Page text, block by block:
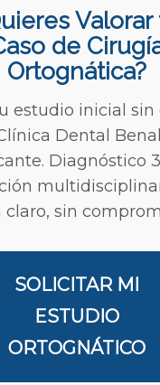
Valorar
de
Ortognática?
estudio inicial sin
Dental
Diagnóstico
claro, sin
SOLICITAR MI
ESTUDIO
ORTOGNÁTICO